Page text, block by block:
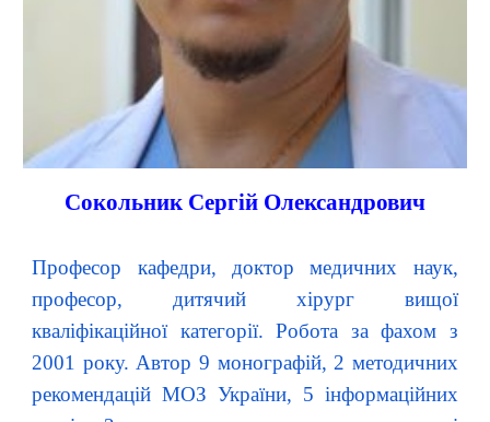
Сокольник Сергій Олександрович
Професор кафедри, доктор медичних наук,
професор, дитячий хірург вищої
кваліфікаційної категорії. Робота за фахом з
2001 року. Автор 9 монографій,2 методичних
рекомендацій МОЗ України, 5 інформаційних